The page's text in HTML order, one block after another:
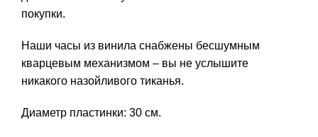
покупки.
Наши часы из винила снабжены бесшумным
кварцевым механизмом – вы не услышите
никакого назойливого тиканья.
Диаметр пластинки: 30 см.